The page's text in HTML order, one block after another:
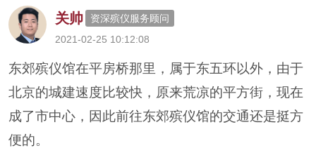
关帅
资深殡仪服务顾问
2021-02-25 10:12:08
东郊殡仪馆在平房桥那里，属于东五环以外，由于
北京的城建速度比较快，原来荒凉的平方街，现在
成了市中心，因此前往东郊殡仪馆的交通还是挺方
便的。